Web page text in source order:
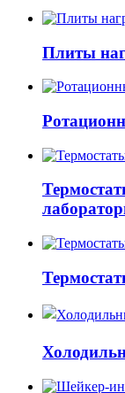
Плиты